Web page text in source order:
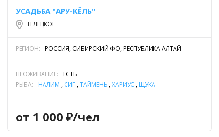
. Глубины озера весьма значительны,
при максимальной отметке 325 м, средняя – 174 м. Площадь
водосбора охватывает территорию в 19500 км
Телецкое озеро находится на северо-востоке республики
массивов, таких как Алтайские горы и Западный Саян. Озеро
растянулось, практически, в меридиональном направлении.
Корбу. Примыкают ещё несколько хребтов и нагорий
УСАДЬБА "АРУ-КЁЛЬ"
ТЕЛЕЦКОЕ
РЕГИОН: РОССИЯ, СИБИРСКИЙ ФО, РЕСПУБЛИКА АЛТАЙ
ПРОЖИВАНИЕ:
ЕСТЬ
РЫБА:
НАЛИМ , СИГ ,ТАЙМЕНЬ ,ХАРИУС , ЩУКА
от 1 000 ₽/чел